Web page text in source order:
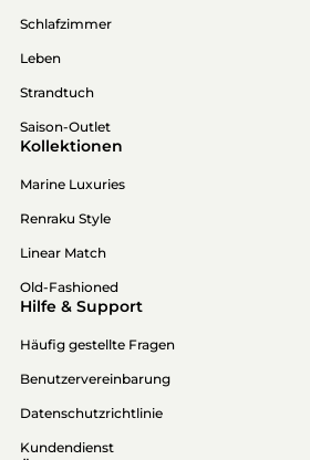
Schlafzimmer
Leben
Strandtuch
Saison-Outlet
Kollektionen
Marine Luxuries
Renraku Style
Linear Match
Old-Fashioned
Hilfe & Support
Häufig gestellte Fragen
Benutzervereinbarung
Datenschutzrichtlinie
Kundendienst